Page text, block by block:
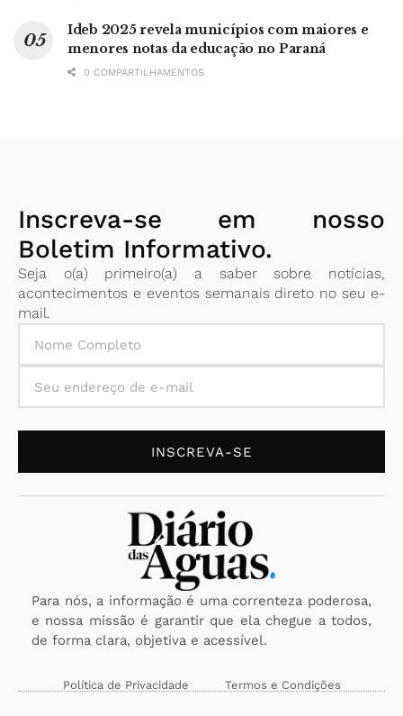
Ideb 2025 revela municípios com maiores e
menores notas da educação no Paraná
0 COMPARTILHAMENTOS
Inscreva-se em nosso
Boletim Informativo.
Seja o(a) primeiro(a) a saber sobre notícias,
acontecimentos e eventos semanais direto no seu e-
mail.
INSCREVA-SE
Para nós, a informação é uma correnteza poderosa,
e nossa missão é garantir que ela chegue a todos,
de forma clara, objetiva e acessível.
Política de Privacidade Termos e Condições